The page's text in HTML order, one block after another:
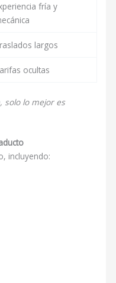
fría y
largos
ocultas
solo lo mejor es
incluyendo: